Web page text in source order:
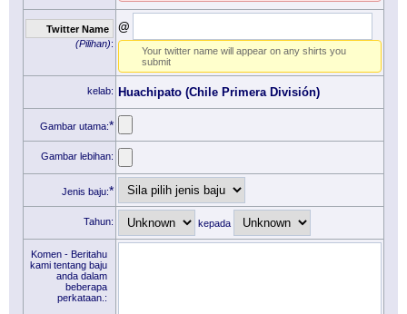
Twitter Name
(Pilihan):
@
Your twitter name will appear on any shirts you
submit
kelab: Huachipato (Chile Primera División)
Gambar utama:*
Gambar lebihan:
Jenis baju:*
Tahun: kepada
Komen - Beritahu
kami tentang baju
anda dalam
beberapa
perkataan.: